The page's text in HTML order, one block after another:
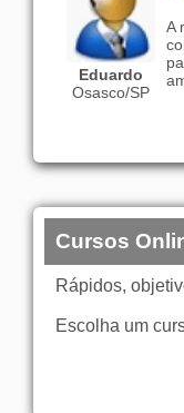
Eduardo
Osasco/SP
A
Cursos
Rápidos,
Escolha um